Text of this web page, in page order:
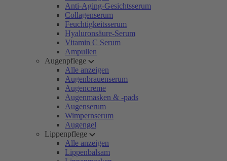
Anti-Aging-Gesichtsserum
Collagenserum
Feuchtigkeitsserum
Hyaluronsäure-Serum
Vitamin C Serum
Ampullen
Augenpflege
Alle anzeigen
Augenbrauenserum
Augencreme
Augenmasken & -pads
Augenserum
Wimpernserum
Augengel
Lippenpflege
Alle anzeigen
Lippenbalsam